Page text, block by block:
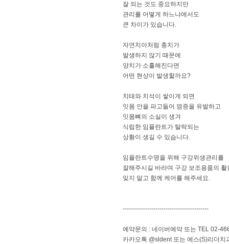
잘 되는 것도 중요하지만
관리를 어떻게 하느냐에서도
큰 차이가 있습니다.
자연치아처럼 충치가
발생하지 않기 때문에
양치가 소홀해진다면
어떤 현상이 발생할까요?
치태와 치석이 쌓이게 되면
잇몸 안을 파고들어 염증을 유발하고
잇몸뼈의 소실이 생겨
식립한 임플란트가 탈락되는
상황이 생길 수 있습니다.
임플란트수명을 위해 구강위생관리를
잘해주시길 바라며 구강 보조용품의 활
잊지 말고 함께 케어를 해주세요.
------------------------------------------
예약문의 : 네이버예약 또는 TEL 02-
카카오톡 @sldent 또는 에스(S)리더치